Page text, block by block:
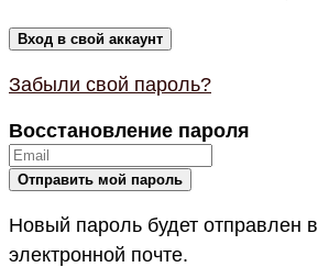
Забыли свой пароль?
Восстановление пароля
Новый пароль будет отправлен
электронной почте.